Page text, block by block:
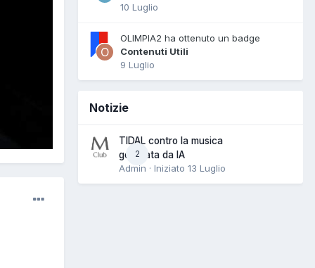
10 Luglio
OLIMPIA2 ha ottenuto un badge
Contenuti Utili
9 Luglio
Notizie
2
TIDAL contro la musica
generata da IA
Admin · Iniziato 13 Luglio